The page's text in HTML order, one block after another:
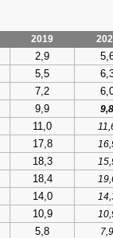
2019
2,9
5,5
7,2
9,9
9,8
11,0
17,8
18,3
18,4
14,0
10,9
5,8
7,9